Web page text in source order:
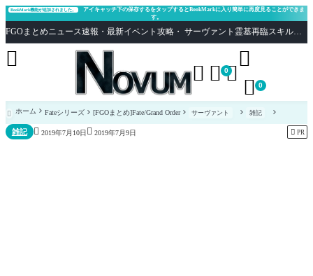
BookMark機能が追加されました。
アイキャッチ下の保存するをタップするとBookMarkに入り簡単に再度見ることができま
す。
FGOまとめニュース速報・最新イベント攻略・ サーヴァント霊基再臨スキル性能評価まとめ Fate/Grand Order
  0

 0

 ホーム Fateシリーズ [FGOまとめ]Fate/Grand Order サーヴァント 雑記
雑記  2019年7月10日  2019年7月9日  PR